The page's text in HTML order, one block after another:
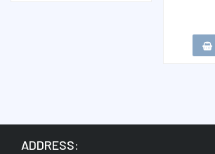
ADDRESS: